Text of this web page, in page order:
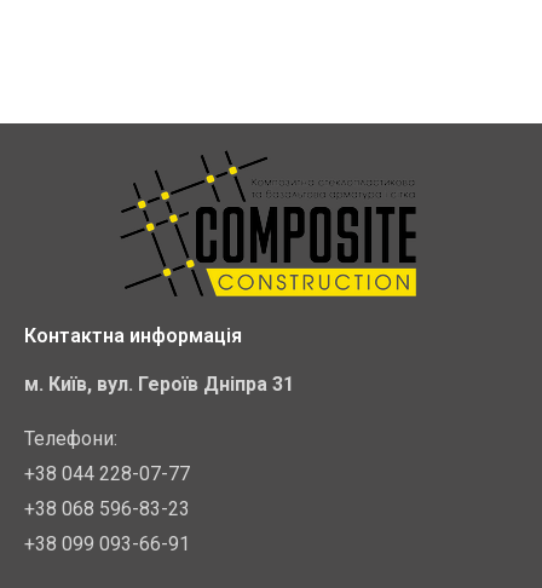
Контактна информація
м. Київ, вул. Героїв Дніпра 31
Телефони:
+38 044 228-07-77
+38 068 596-83-23
+38 099 093-66-91